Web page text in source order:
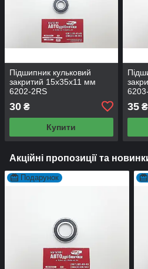
Підшипник кульковий
закритий 15х35х11 мм
6202-2RS
30 ₴
Купити
35₴
Акційні пропозиції та
Подарунок